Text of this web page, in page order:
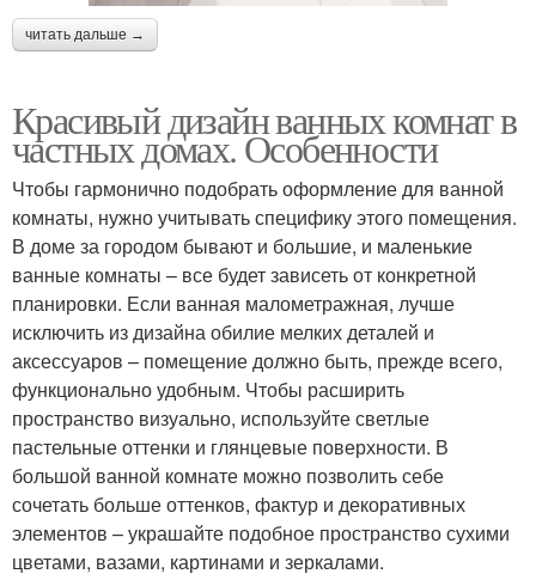
читать дальше →
Красивый дизайн ванных комнат в
частных домах. Особенности
Чтобы гармонично подобрать оформление для ванной
комнаты, нужно учитывать специфику этого помещения.
В доме за городом бывают и большие, и маленькие
ванные комнаты – все будет зависеть от конкретной
планировки. Если ванная малометражная, лучше
исключить из дизайна обилие мелких деталей и
аксессуаров – помещение должно быть, прежде всего,
функционально удобным. Чтобы расширить
пространство визуально, используйте светлые
пастельные оттенки и глянцевые поверхности. В
большой ванной комнате можно позволить себе
сочетать больше оттенков, фактур и декоративных
элементов – украшайте подобное пространство сухими
цветами, вазами, картинами и зеркалами.